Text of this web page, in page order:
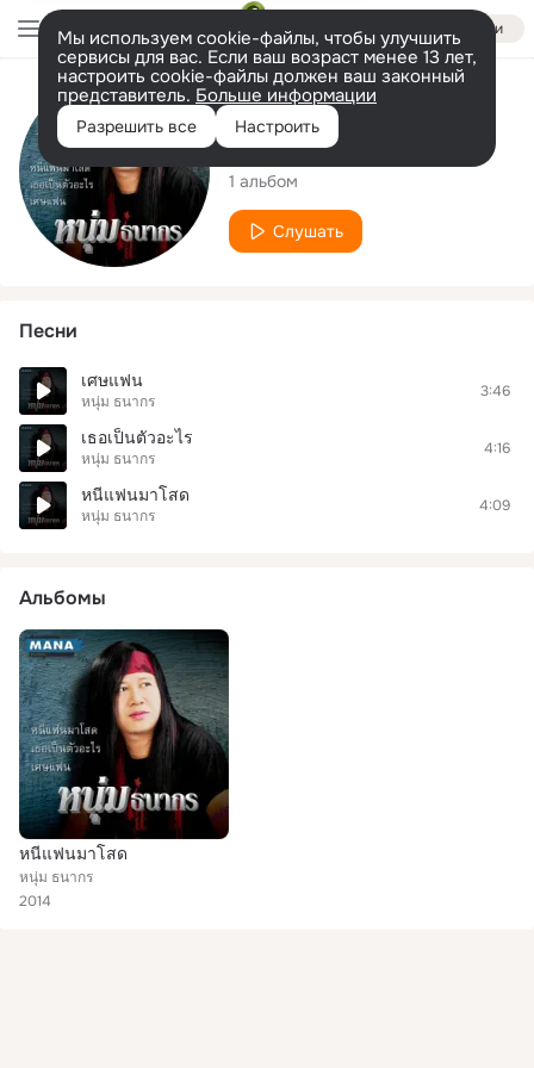
Войти
Мы используем cookie-файлы, чтобы улучшить
сервисы для вас. Если ваш возраст менее 13 лет,
настроить cookie-файлы должен ваш законный
представитель. Больше информации
Разрешить все Настроить
Исполнитель
หนุ่ม ธนากร
1 альбом
Слушать
Песни
เศษแฟน
หนุ่ม ธนากร
3:46
เธอเป็นตัวอะไร
หนุ่ม ธนากร
4:16
หนีแฟนมาโสด
หนุ่ม ธนากร
4:09
Альбомы
หนีแฟนมาโสด
หนุ่ม ธนากร
2014